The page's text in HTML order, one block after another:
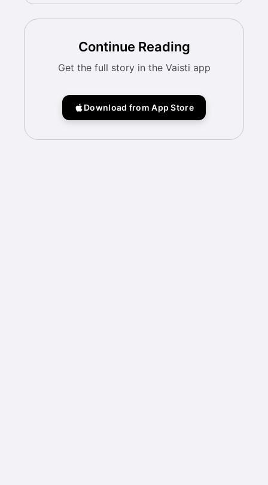
Continue Reading
Get the full story in the Vaisti app
Download from App Store